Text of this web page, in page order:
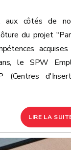
aux côtés de
du projet
le SPW
(Centres
LIRE LA